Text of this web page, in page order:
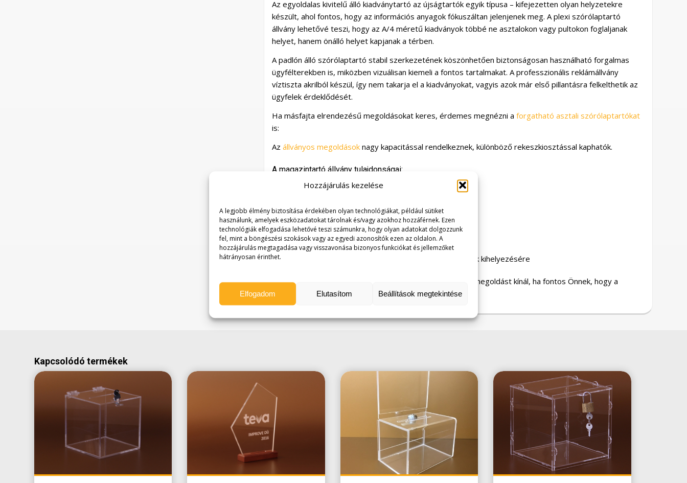
Hozzájárulás kezelése
A legjobb élmény biztosítása érdekében olyan technológiákat, például sütiket
használunk, amelyek eszközadatokat tárolnak és/vagy azokhoz hozzáférnek. Ezen
technológiák elfogadása lehetővé teszi számunkra, hogy olyan adatokat dolgozzunk
fel, mint a böngészési szokások vagy az egyedi azonosítók ezen az oldalon. A
hozzájárulás megtagadása vagy visszavonása bizonyos funkciókat és jellemzőket
hátrányosan érinthet.
Elfogadom Elutasítom Beállítások megtekintése
Az egyoldalas kivitelű álló kiadványtartó az újságtartók egyik típusa – kifejezetten olyan helyzetekre
készült, ahol fontos, hogy az információs anyagok fókuszáltan jelenjenek meg. A plexi szórólaptartó
állvány lehetővé teszi, hogy az A/4 méretű kiadványok többé ne asztalokon vagy pultokon foglaljanak
helyet, hanem önálló helyet kapjanak a térben.
A padlón álló szórólaptartó stabil szerkezetének köszönhetően biztonságosan használható forgalmas
ügyfélterekben is, miközben vizuálisan kiemeli a fontos tartalmakat. A professzionális reklámállvány
víztiszta akrilból készül, így nem takarja el a kiadványokat, vagyis azok már első pillantásra felkelthetik az
ügyfelek érdeklődését.
Ha másfajta elrendezésű megoldásokat keres, érdemes megnézni a forgatható asztali szórólaptartókat
is:
Az állványos megoldások nagy kapacitással rendelkeznek, különböző rekeszkiosztással kaphatók.
A magazintartó állvány tulajdonságai:
Földön álló újságtartó A/4-es méretű újsághoz
310 mm szélesség
320 mm mélység
1510 mm magasság
A magazintartó víztiszta plexiből készült
Ideális magazinok, katalógusok és információs anyagok kihelyezésére
Az egyoldalas álló kiadványtartó megbízható és letisztult megoldást kínál, ha fontos Önnek, hogy a
kiadványok, kötetek valóban észrevehetőek legyenek.
Kapcsolódó termékek